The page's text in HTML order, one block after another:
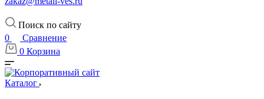
Поиск по сайту
0
Сравнение
0 Корзина
Каталог